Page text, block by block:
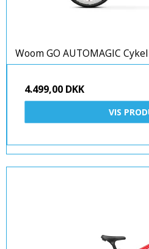
Woom GO AUTOMAGIC
4.499,00 DKK
VIS